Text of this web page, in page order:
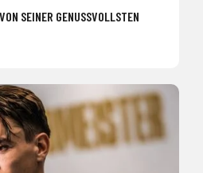
SEINER GENUSSVOLLSTEN